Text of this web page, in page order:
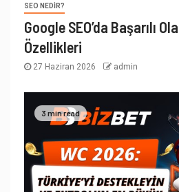
SEO NEDIR?
Google SEO’da Başarılı
Özellikleri
27 Haziran 2026 admin
3 min read